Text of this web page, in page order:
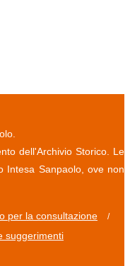
dell'Archivio Storico. Le
Intesa Sanpaolo, ove non
per la consultazione /
suggerimenti